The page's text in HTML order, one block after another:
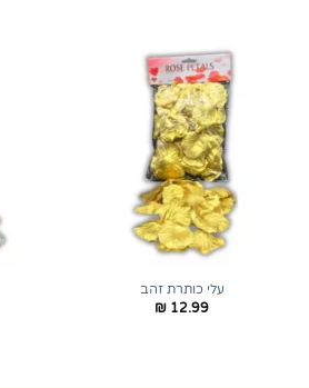
עלי כותרת זהב
₪ 12.99